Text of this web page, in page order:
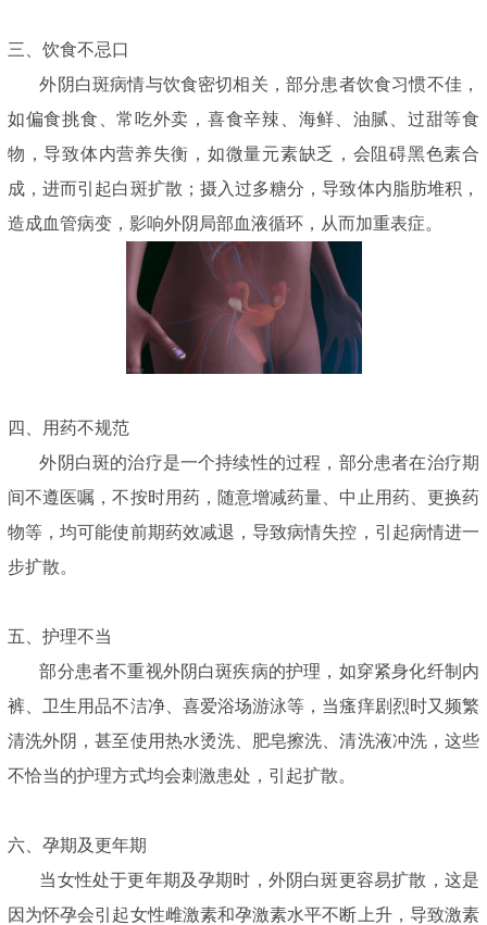
三、饮食不忌口
外阴白斑病情与饮食密切相关，部分患者饮食习惯不佳，
如偏食挑食、常吃外卖，喜食辛辣、海鲜、油腻、过甜等食
物，导致体内营养失衡，如微量元素缺乏，会阻碍黑色素合
成，进而引起白斑扩散；摄入过多糖分，导致体内脂肪堆积，
造成血管病变，影响外阴局部血液循环，从而加重表症。
四、用药不规范
外阴白斑的治疗是一个持续性的过程，部分患者在治疗期
间不遵医嘱，不按时用药，随意增减药量、中止用药、更换药
物等，均可能使前期药效减退，导致病情失控，引起病情进一
步扩散。
五、护理不当
部分患者不重视外阴白斑疾病的护理，如穿紧身化纤制内
裤、卫生用品不洁净、喜爱浴场游泳等，当瘙痒剧烈时又频繁
清洗外阴，甚至使用热水烫洗、肥皂擦洗、清洗液冲洗，这些
不恰当的护理方式均会刺激患处，引起扩散。
六、孕期及更年期
当女性处于更年期及孕期时，外阴白斑更容易扩散，这是
因为怀孕会引起女性雌激素和孕激素水平不断上升，导致激素